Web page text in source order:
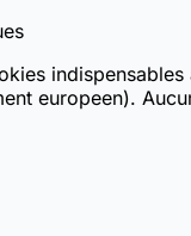
europeen).